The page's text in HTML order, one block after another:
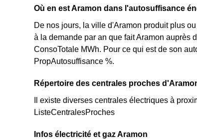
Où en est Aramon dans l'autosuffisance
De nos jours, la ville d'Aramon produit plus
à la demande par an que fait Aramon auprès
ConsoTotale MWh. Pour ce qui est de son
PropAutosuffisance %.
Répertoire des centrales proches
Il existe diverses centrales électriques à
ListeCentralesProches
Infos électricité et gaz Aramon